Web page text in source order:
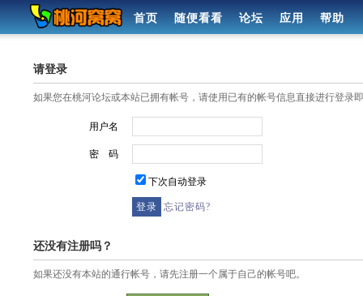
首页 随便看看 论坛 应用 帮助
请登录
如果您在桃河论坛或本站已拥有帐号，请使用已有的帐号信息直接进行登录
用户名
密 码
下次自动登录
忘记密码?
还没有注册吗？
如果还没有本站的通行帐号，请先注册一个属于自己的帐号吧。